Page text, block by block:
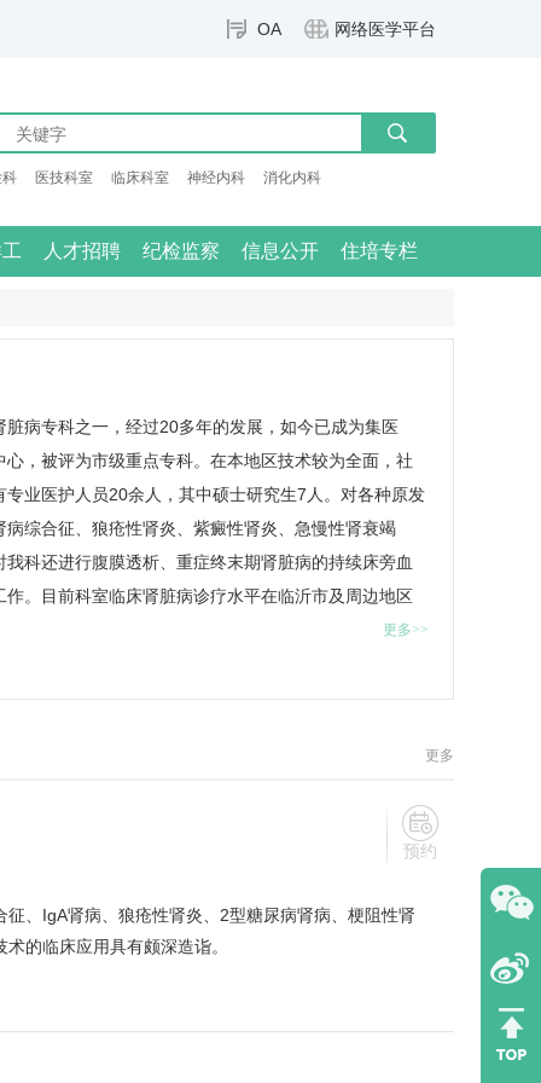
OA 网络医学平台
医技科室 临床科室 神经内科 消化内科
人才招聘 纪检监察 信息公开 住培专栏
脏病专科之一，经过20多年的发展，如今已成为集医
，被评为市级重点专科。在本地区技术较为全面，社
专业医护人员20余人，其中硕士研究生7人。对各种原发
综合征、狼疮性肾炎、紫癜性肾炎、急慢性肾衰竭
科还进行腹膜透析、重症终末期肾脏病的持续床旁血
。目前科室临床肾脏病诊疗水平在临沂市及周边地区
更多>>
更多
、IgA肾病、狼疮性肾炎、2型糖尿病肾病、梗阻性肾
的临床应用具有颇深造诣。
预约